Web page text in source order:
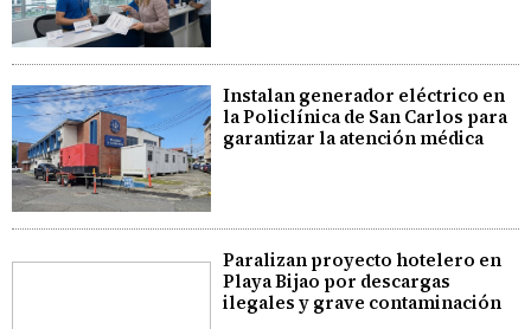
Instalan generador eléctrico en
la Policlínica de San Carlos para
garantizar la atención médica
Paralizan proyecto hotelero en
Playa Bijao por descargas
ilegales y grave contaminación